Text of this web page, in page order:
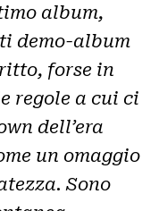
album,
demo-album
forse in
regole a cui ci
dell’era
un omaggio
Sono